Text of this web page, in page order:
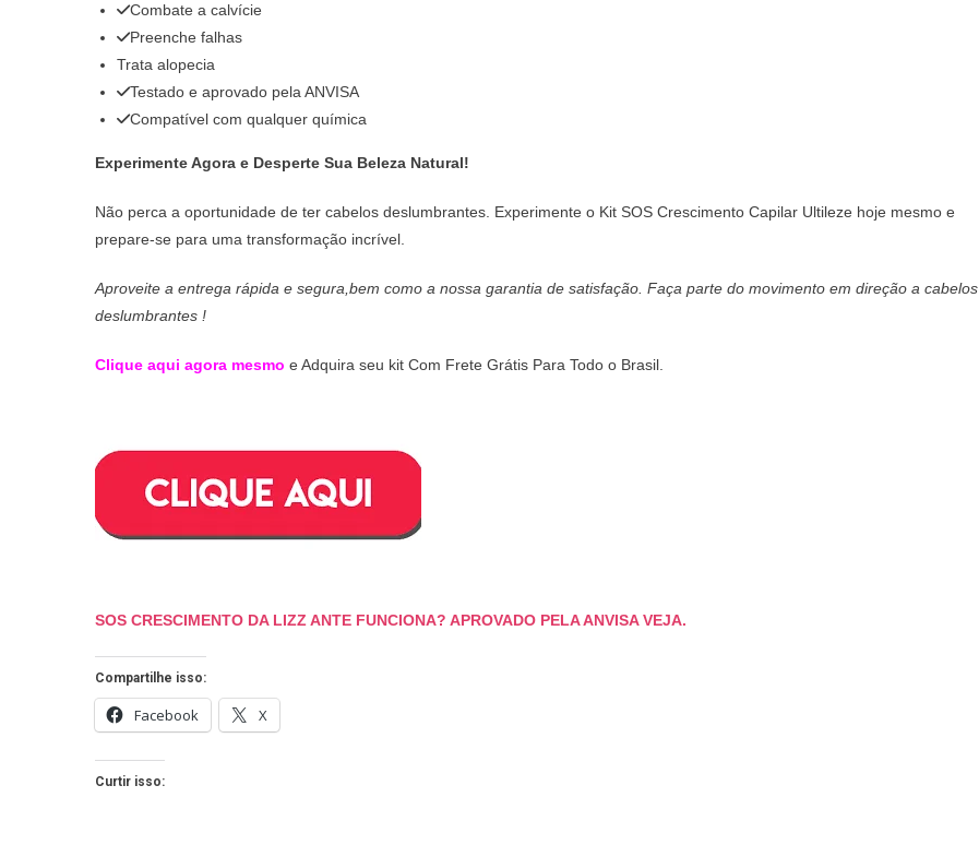
Combate a calvície
Preenche falhas
Trata alopecia
Testado e aprovado pela ANVISA
Compatível com qualquer química
Experimente Agora e Desperte Sua Beleza Natural!
Não perca a oportunidade de ter cabelos deslumbrantes. Experimente o Kit SOS Crescimento Capilar Ultileze hoje mesmo e
prepare-se para uma transformação incrível.
Aproveite a entrega rápida e segura,bem como a nossa garantia de satisfação. Faça parte do movimento em direção a cabelos
deslumbrantes !
Clique aqui agora mesmo e Adquira seu kit Com Frete Grátis Para Todo o Brasil.
SOS CRESCIMENTO DA LIZZ ANTE FUNCIONA? APROVADO PELA ANVISA VEJA.
Compartilhe isso:
Facebook X
Curtir isso: